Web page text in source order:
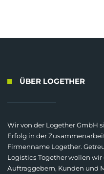
ÜBER LOGETHER
Wir von der Logether GmbH
Erfolg in der
Firmenname Logether.
Logistics Together wollen
Auftraggebern, Kunden und